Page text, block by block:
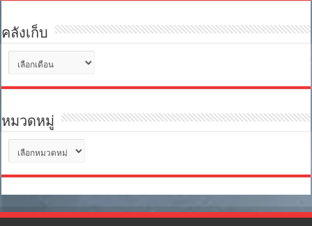
คลังเก็บ
เก็บ
หมวดหมู่
หมู่